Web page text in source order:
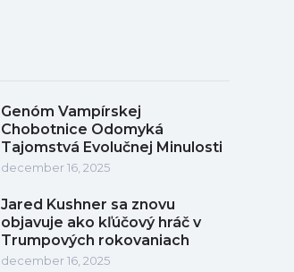
Genóm Vampírskej
Chobotnice Odomyká
Tajomstvá Evolučnej Minulosti
december 16, 2025
Jared Kushner sa znovu
objavuje ako kľúčový hráč v
Trumpových rokovaniach
december 16, 2025